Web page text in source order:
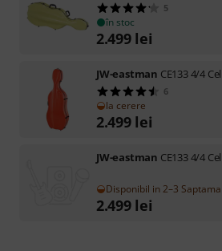
5
în stoc
2.499 lei
JW-eastman CE133 4/4
6
la cerere
2.499 lei
JW-eastman CE133 4/4
Disponibil in 2–3
2.499 lei